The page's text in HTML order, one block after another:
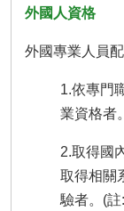
策
政
外國人資格
外國專業人員
1.依專門
業資格者。
2.取得國
取得相關
驗者。(